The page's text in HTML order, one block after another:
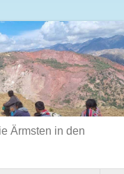
Ärmsten in den